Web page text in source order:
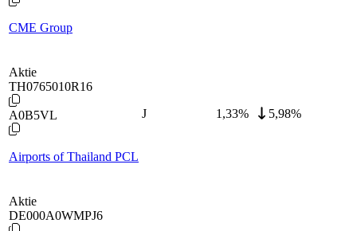
CME Group
Aktie
TH0765010R16
A0B5VL
Airports of Thailand PCL
J 1,33% 5,98%
Aktie
DE000A0WMPJ6